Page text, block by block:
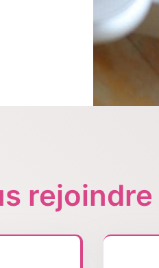
rejoindre